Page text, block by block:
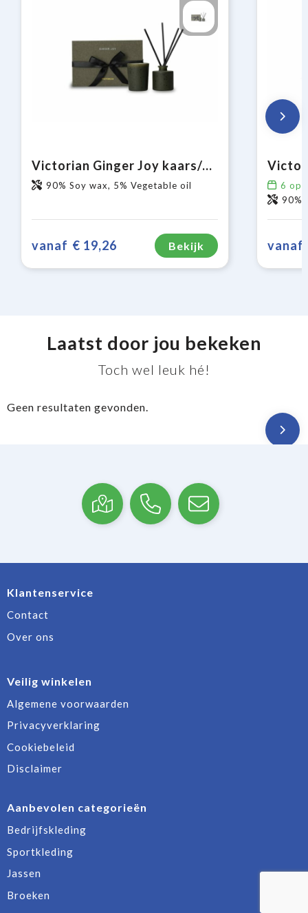
Victorian Ginger Joy kaars/geurstokjes
90% Soy wax, 5% Vegetable oil
vanaf € 19,26 Bekijk
6 op
90%
vanaf
Laatst door jou bekeken
Toch wel leuk hé!
Geen resultaten gevonden.
Klantenservice
Contact
Over ons
Veilig winkelen
Algemene voorwaarden
Privacyverklaring
Cookiebeleid
Disclaimer
Aanbevolen categorieën
Bedrijfskleding
Sportkleding
Jassen
Broeken